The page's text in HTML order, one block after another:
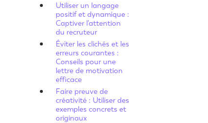
Utiliser un langage
positif et dynamique :
Captiver l'attention
du recruteur
Éviter les clichés et les
erreurs courantes :
Conseils pour une
lettre de motivation
efficace
Faire preuve de
créativité : Utiliser des
exemples concrets et
originaux